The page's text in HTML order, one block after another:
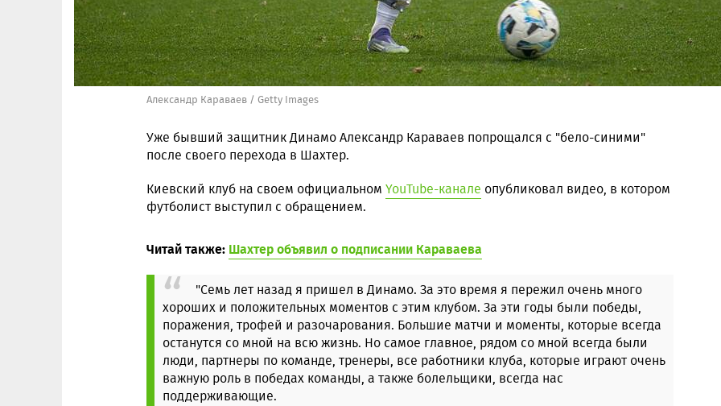
Александр Караваев / Getty Images
Уже бывший защитник Динамо Александр Караваев попрощался с "бело-синими"
после своего перехода в Шахтер.
Киевский клуб на своем официальном YouTube-канале опубликовал видео, в котором
футболист выступил с обращением.
Читай также: Шахтер объявил о подписании Караваева
"Семь лет назад я пришел в Динамо. За это время я пережил очень много
хороших и положительных моментов с этим клубом. За эти годы были победы,
поражения, трофей и разочарования. Большие матчи и моменты, которые всегда
останутся со мной на всю жизнь. Но самое главное, рядом со мной всегда были
люди, партнеры по команде, тренеры, все работники клуба, которые играют очень
важную роль в победах команды, а также болельщики, всегда нас
поддерживающие.